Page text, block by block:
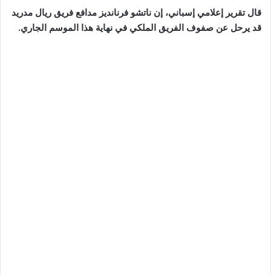
قال تقرير إعلامي إسباني، إن ناتشو فرنانديز مدافع فريق ريال مدريد
قد يرحل عن صفوف الفريق الملكي في نهاية هذا الموسم الجاري.